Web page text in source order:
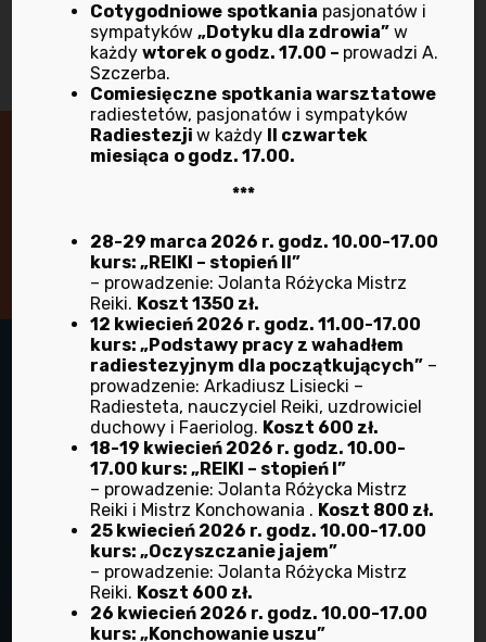
Masz pytania lub wątpliwości?
Skontaktuj się z nami!
ul. Ofiar Oświęcimskich 44a/8 oficyna
50-059 Wrocław
Cotygodniowe spotkania pasjonatów i
sympatyków„Dotyku dla zdrowia” w
każdywtorek o godz. 17.00 – prowadzi A.
Szczerba.
Comiesięczne spotkania warsztatowe
radiestetów, pasjonatów i sympatyków
Radiestezjiw każdy II czwartek
miesiąca o godz. 17.00.
***
28-29 marca 2026 r. godz. 10.00-17.00
kurs: „REIKI – stopień II”
– prowadzenie: Jolanta Różycka Mistrz
Reiki. Koszt 1350 zł.
12 kwiecień 2026 r. godz. 11.00-17.00
kurs: „Podstawy pracy z wahadłem
radiestezyjnym dla początkujących” –
prowadzenie: Arkadiusz Lisiecki –
Radiesteta, nauczyciel Reiki, uzdrowiciel
duchowy i Faeriolog. Koszt 600 zł.
18-19 kwiecień 2026 r. godz. 10.00-
17.00 kurs: „REIKI – stopień I”
– prowadzenie: Jolanta Różycka Mistrz
Reiki i Mistrz Konchowania . Koszt 800 zł.
25 kwiecień 2026 r. godz. 10.00-17.00
kurs: „Oczyszczanie jajem”
– prowadzenie: Jolanta Różycka Mistrz
Reiki. Koszt 600 zł.
26 kwiecień 2026 r. godz. 10.00-17.00
kurs: „Konchowanie uszu”